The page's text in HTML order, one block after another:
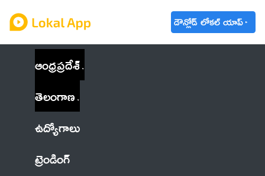
డౌన్లోడ్ లోకల్ యాప్
ఆంధ్రప్రదేశ్
తెలంగాణ
ఉద్యోగాలు
ట్రెండింగ్